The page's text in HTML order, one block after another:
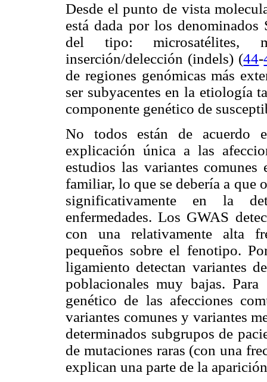
Desde el punto de vista
está dada por los
del tipo: microsatélites,
inserción/delección (indels) (44-
de regiones genómicas más
ser subyacentes en la etiología
componente genético de
No todos están de acuerdo
explicación única a las
estudios las variantes
familiar, lo que se debería a que
significativamente en la
enfermedades. Los GWAS
con una relativamente alta
pequeños sobre el fenotipo.
ligamiento detectan variantes
poblacionales muy bajas.
genético de las afecciones
variantes comunes y variantes
determinados subgrupos de
de mutaciones raras (con una
explican una parte de la